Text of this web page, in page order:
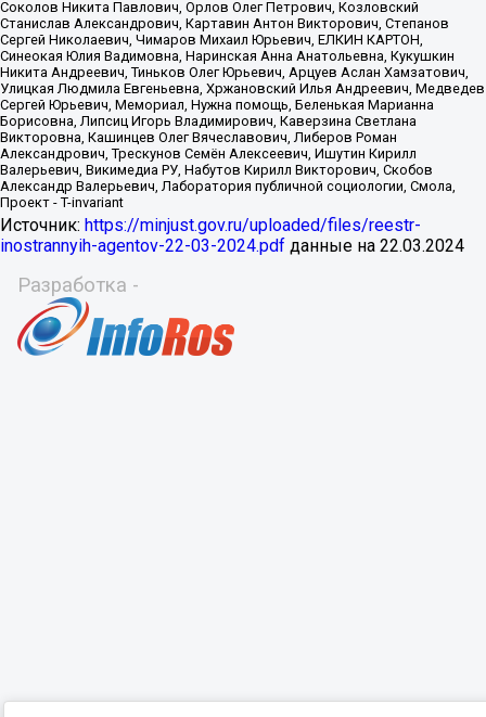
Источник: https://minjust.gov.ru/uploaded/files/reestr-
inostrannyih-agentov-22-03-2024.pdf данные на 22.03.2024
Разработка -